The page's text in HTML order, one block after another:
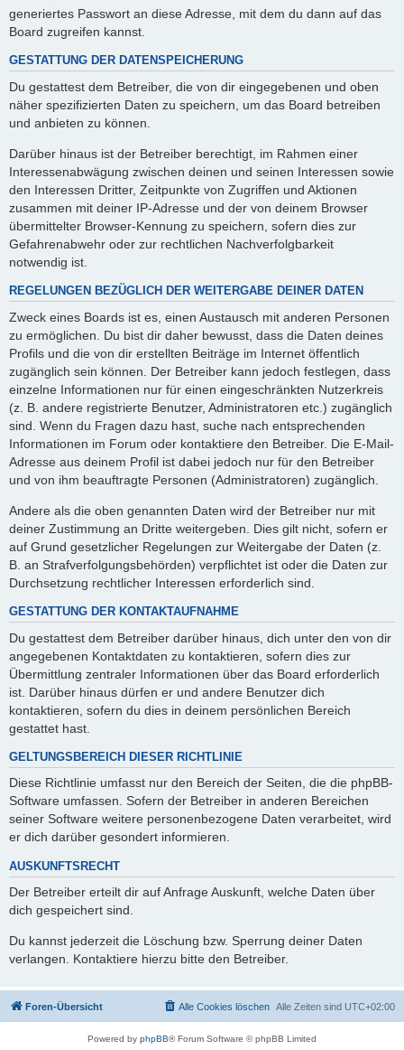
generiertes Passwort an diese Adresse, mit dem du dann auf das
Board zugreifen kannst.
GESTATTUNG DER DATENSPEICHERUNG
Du gestattest dem Betreiber, die von dir eingegebenen und oben
näher spezifizierten Daten zu speichern, um das Board betreiben
und anbieten zu können.
Darüber hinaus ist der Betreiber berechtigt, im Rahmen einer
Interessenabwägung zwischen deinen und seinen Interessen sowie
den Interessen Dritter, Zeitpunkte von Zugriffen und Aktionen
zusammen mit deiner IP-Adresse und der von deinem Browser
übermittelter Browser-Kennung zu speichern, sofern dies zur
Gefahrenabwehr oder zur rechtlichen Nachverfolgbarkeit
notwendig ist.
REGELUNGEN BEZÜGLICH DER WEITERGABE DEINER DATEN
Zweck eines Boards ist es, einen Austausch mit anderen Personen
zu ermöglichen. Du bist dir daher bewusst, dass die Daten deines
Profils und die von dir erstellten Beiträge im Internet öffentlich
zugänglich sein können. Der Betreiber kann jedoch festlegen, dass
einzelne Informationen nur für einen eingeschränkten Nutzerkreis
(z. B. andere registrierte Benutzer, Administratoren etc.) zugänglich
sind. Wenn du Fragen dazu hast, suche nach entsprechenden
Informationen im Forum oder kontaktiere den Betreiber. Die E-Mail-
Adresse aus deinem Profil ist dabei jedoch nur für den Betreiber
und von ihm beauftragte Personen (Administratoren) zugänglich.
Andere als die oben genannten Daten wird der Betreiber nur mit
deiner Zustimmung an Dritte weitergeben. Dies gilt nicht, sofern er
auf Grund gesetzlicher Regelungen zur Weitergabe der Daten (z.
B. an Strafverfolgungsbehörden) verpflichtet ist oder die Daten zur
Durchsetzung rechtlicher Interessen erforderlich sind.
GESTATTUNG DER KONTAKTAUFNAHME
Du gestattest dem Betreiber darüber hinaus, dich unter den von dir
angegebenen Kontaktdaten zu kontaktieren, sofern dies zur
Übermittlung zentraler Informationen über das Board erforderlich
ist. Darüber hinaus dürfen er und andere Benutzer dich
kontaktieren, sofern du dies in deinem persönlichen Bereich
gestattet hast.
GELTUNGSBEREICH DIESER RICHTLINIE
Diese Richtlinie umfasst nur den Bereich der Seiten, die die phpBB-
Software umfassen. Sofern der Betreiber in anderen Bereichen
seiner Software weitere personenbezogene Daten verarbeitet, wird
er dich darüber gesondert informieren.
AUSKUNFTSRECHT
Der Betreiber erteilt dir auf Anfrage Auskunft, welche Daten über
dich gespeichert sind.
Du kannst jederzeit die Löschung bzw. Sperrung deiner Daten
verlangen. Kontaktiere hierzu bitte den Betreiber.
Foren-Übersicht Alle Zeiten sind UTC+02:00
Alle Cookies löschen
Powered by phpBB® Forum Software © phpBB Limited